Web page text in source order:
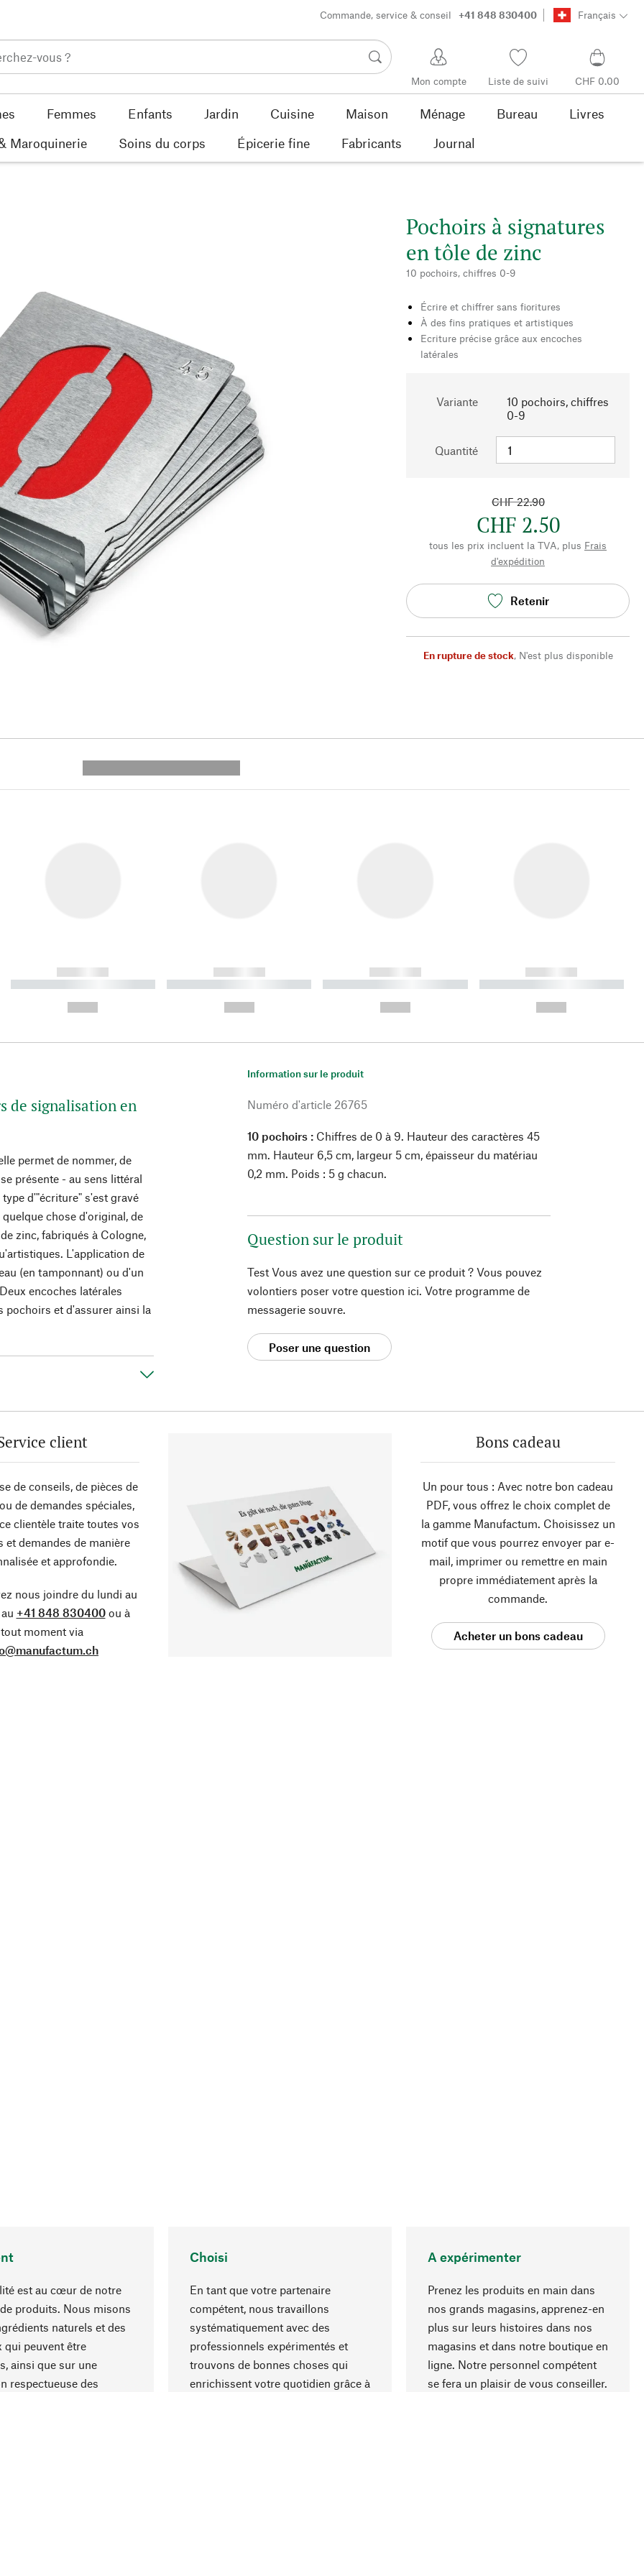
Commande, service & conseil +41 848 830400 Français
Mon compte Liste de suivi CHF 0.00
Femmes Enfants Jardin Cuisine Maison Ménage Bureau
Livres
Maroquinerie Soins du corps Épicerie fine Fabricants Journal
Pochoirs à signatures
en tôle de zinc
10 pochoirs, chiffres 0-9
Écrire et chiffrer sans fioritures
À des fins pratiques et artistiques
Ecriture précise grâce aux encoches
latérales
Variante
10 pochoirs, chiffres
0-9
Quantité
CHF 22.90
CHF 2.50
tous les prix incluent la TVA, plus Frais
d'expédition
Retenir
En rupture de stock, N'est plus disponible
------------
----------- ----------- ----------
------------
----------- ----------- ----------
------------
----------- ----------- ----------
------------
----------- ----------- ----------
de signalisation en
permet de nommer, de
présente - au sens littéral
d'"écriture" s'est gravé
chose d'original, de
zinc, fabriqués à Cologne,
L'application de
(en tamponnant) ou d'un
encoches latérales
pochoirs et d'assurer ainsi la
Information sur le produit
Numéro d'article 26765
10 pochoirs : Chiffres de 0 à 9. Hauteur des caractères 45
mm. Hauteur 6,5 cm, largeur 5 cm, épaisseur du matériau
0,2 mm. Poids : 5 g chacun.
Question sur le produit
Test Vous avez une question sur ce produit ? Vous pouvez
volontiers poser votre question ici. Votre programme de
messagerie souvre.
Poser une question
client
de conseils, de pièces de
de demandes spéciales,
clientèle traite toutes vos
et demandes de manière
et approfondie.
nous joindre du lundi au
+41 848 830400ou à
tout moment via
Bons cadeau
Un pour tous : Avec notre bon cadeau
PDF, vous offrez le choix complet de
la gamme Manufactum. Choisissez un
motif que vous pourrez envoyer par e-
mail, imprimer ou remettre en main
propre immédiatement après la
commande.
Acheter un bons cadeau
est au cœur de notre
produits. Nous misons
naturels et des
qui peuvent être
ainsi que sur une
respectueuse des
Choisi
En tant que votre partenaire
compétent, nous travaillons
systématiquement avec des
professionnels expérimentés et
trouvons de bonnes choses qui
enrichissent votre quotidien grâce à
A expérimenter
Prenez les produits en main dans
nos grands magasins, apprenez-en
plus sur leurs histoires dans nos
magasins et dans notre boutique en
ligne. Notre personnel compétent
se fera un plaisir de vous conseiller.